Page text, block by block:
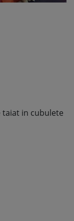
taiat in cubulete